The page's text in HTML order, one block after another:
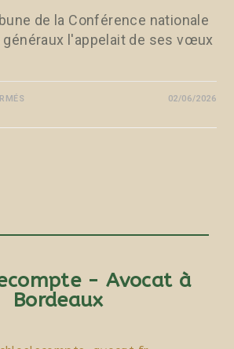
de la Conférence nationale
l'appelait de ses vœux
02/06/2026
- Avocat à
Bordeaux